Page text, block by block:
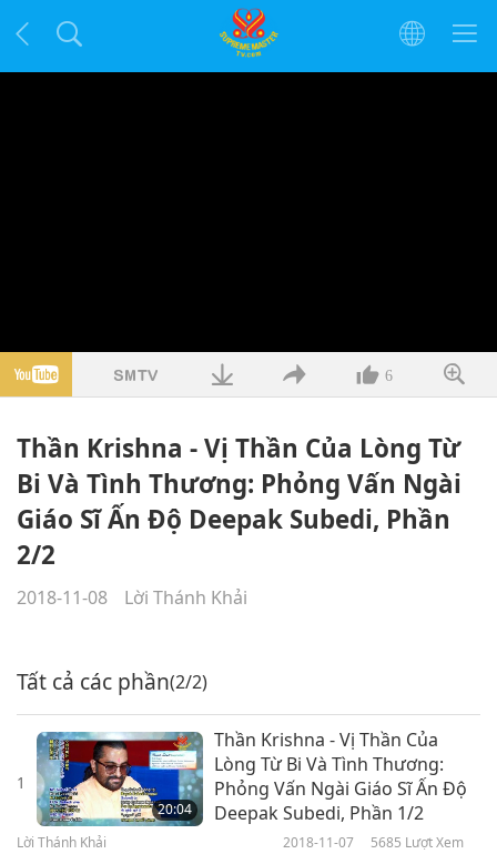
6
Thần Krishna - Vị Thần Của Lòng Từ
Bi Và Tình Thương: Phỏng Vấn Ngài
Giáo Sĩ Ấn Độ Deepak Subedi, Phần
2/2
2018-11-08 Lời Thánh Khải
Tất cả các phần(2/2)
1
20:04
Thần Krishna - Vị Thần Của
Lòng Từ Bi Và Tình Thương:
Phỏng Vấn Ngài Giáo Sĩ Ấn Độ
Deepak Subedi, Phần 1/2
Lời Thánh Khải 2018-11-07 5685 Lượt Xem